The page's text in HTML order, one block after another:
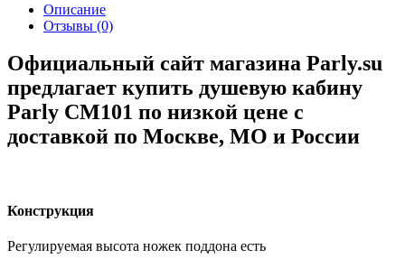
Описание
Отзывы (0)
Официальный сайт магазина Parly.su
предлагает купить душевую кабину
Parly CM101 по низкой цене с
доставкой по Москве, МО и России
Конструкция
Регулируемая высота ножек поддона есть